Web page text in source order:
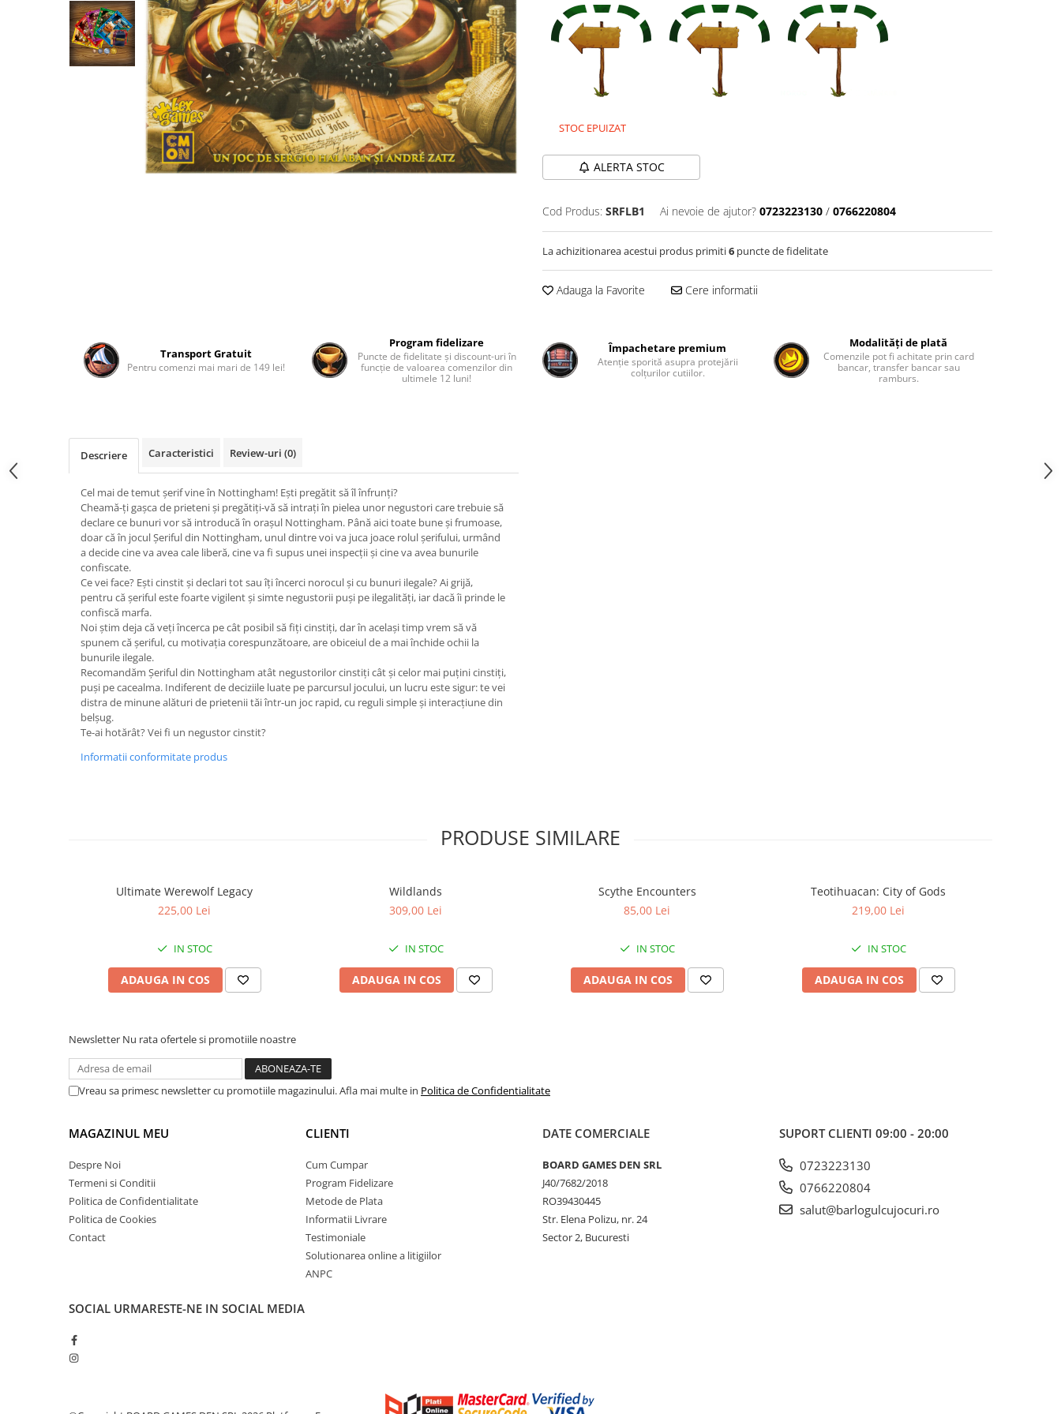
2 - 4 jucători
5 - 6 jucători
Categoriile Noastre
Abstracte
TOATE JOCURILE
STOC EPUIZAT
ALERTA STOC
Cod Produs: SRFLB1 Ai nevoie de ajutor? 0723223130 / 0766220804
La achizitionarea acestui produs primiti6 puncte de fidelitate
Adauga la Favorite Cere informatii
Transport Gratuit
Pentru comenzi mai mari de 149 lei!
Program fidelizare
Puncte de fidelitate și discount-uri în
funcție de valoarea comenzilor din
ultimele 12 luni!
Împachetare premium
Atenție sporită asupra protejării
colțurilor cutiilor.
Modalități de plată
Comenzile pot fi achitate prin card
bancar, transfer bancar sau
ramburs.
Descriere Caracteristici Review-uri (0)
Cel mai de temut șerif vine în Nottingham! Ești pregătit să îl înfrunți?
Cheamă-ți gașca de prieteni și pregătiți-vă să intrați în pielea unor negustori care trebuie să
declare ce bunuri vor să introducă în orașul Nottingham. Până aici toate bune și frumoase,
doar că în jocul Șeriful din Nottingham, unul dintre voi va juca joace rolul șerifului, urmând
a decide cine va avea cale liberă, cine va fi supus unei inspecții și cine va avea bunurile
confiscate.
Ce vei face? Ești cinstit și declari tot sau îți încerci norocul și cu bunuri ilegale? Ai grijă,
pentru că șeriful este foarte vigilent și simte negustorii puși pe ilegalități, iar dacă îi prinde le
confiscă marfa.
Noi știm deja că veți încerca pe cât posibil să fiți cinstiți, dar în același timp vrem să vă
spunem că șeriful, cu motivația corespunzătoare, are obiceiul de a mai închide ochii la
bunurile ilegale.
Recomandăm Șeriful din Nottingham atât negustorilor cinstiți cât și celor mai puțini cinstiți,
puși pe cacealma. Indiferent de deciziile luate pe parcursul jocului, un lucru este sigur: te vei
distra de minune alături de prietenii tăi într-un joc rapid, cu reguli simple și interacțiune din
belșug.
Te-ai hotărât? Vei fi un negustor cinstit?
Informatii conformitate produs
PRODUSE SIMILARE
Ultimate Werewolf Legacy
225,00 Lei
IN STOC
ADAUGA IN COS
Wildlands
309,00 Lei
IN STOC
ADAUGA IN COS
Scythe Encounters
85,00 Lei
IN STOC
ADAUGA IN COS
Teotihuacan: City of Gods
219,00 Lei
IN STOC
ADAUGA IN COS
Newsletter Nu rata ofertele si promotiile noastre
Vreau sa primesc newsletter cu promotiile magazinului. Afla mai multe in Politica de Confidentialitate
MAGAZINUL MEU
Despre Noi
Termeni si Conditii
Politica de Confidentialitate
Politica de Cookies
Contact
CLIENTI
Cum Cumpar
Program Fidelizare
Metode de Plata
Informatii Livrare
Testimoniale
Solutionarea online a litigiilor
ANPC
DATE COMERCIALE
BOARD GAMES DEN SRL
J40/7682/2018
RO39430445
Str. Elena Polizu, nr. 24
Sector 2, Bucuresti
SUPORT CLIENTI 09:00 - 20:00
0723223130
0766220804
salut@barlogulcujocuri.ro
SOCIAL URMARESTE-NE IN SOCIAL MEDIA